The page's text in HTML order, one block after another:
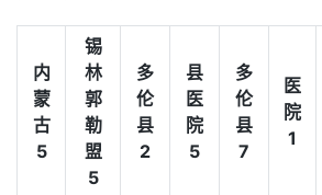
内
蒙
古
5
锡
林
郭
勒
盟
5
多
伦
县
2
县
医
院
5
多
伦
县
7
医
院
1